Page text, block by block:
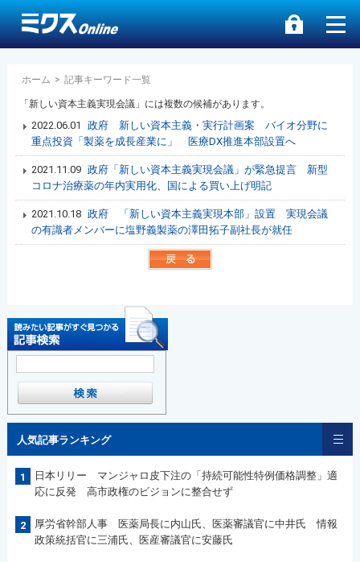
ホーム > 記事キーワード一覧
「新しい資本主義実現会議」には複数の候補があります。
2022.06.01
政府 新しい資本主義・実行計画案 バイオ分野に
重点投資「製薬を成長産業に」 医療DX推進本部設置へ
2021.11.09 政府「新しい資本主義実現会議」が緊急提言 新型
コロナ治療薬の年内実用化、国による買い上げ明記
2021.10.18 政府 「新しい資本主義実現本部」設置 実現会議
の有識者メンバーに塩野義製薬の澤田拓子副社長が就任
人気記事ランキング
1
日本リリー マンジャロ皮下注の「持続可能性特例価格調整」適
応に反発 高市政権のビジョンに整合せず
2
厚労省幹部人事 医薬局長に内山氏、医薬審議官に中井氏 情報
政策統括官に三浦氏、医産審議官に安藤氏